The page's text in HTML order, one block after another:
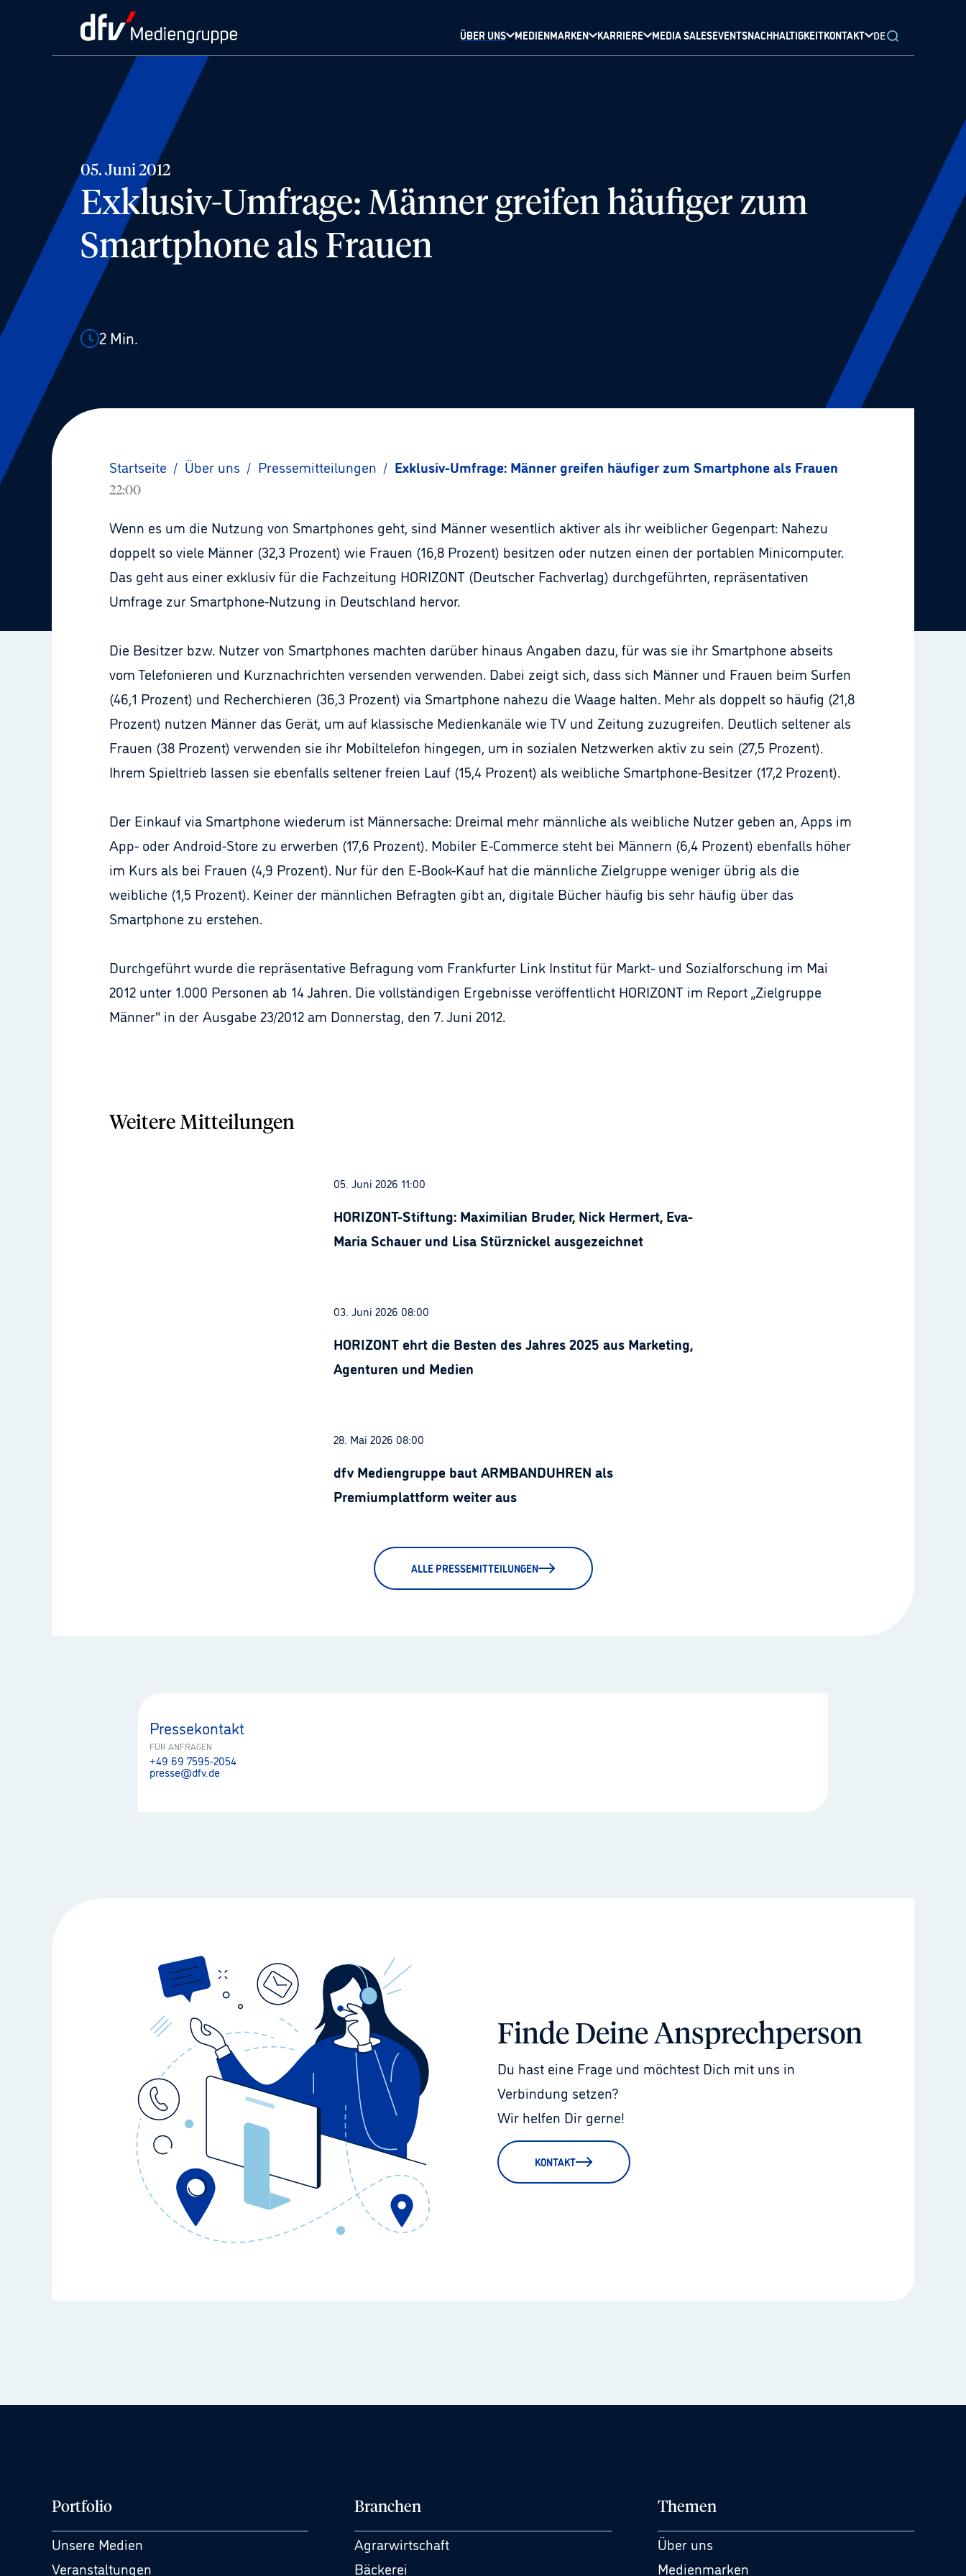
ÜBER UNS MEDIENMARKEN KARRIERE MEDIA SALESEVENTSNACHHALTIGKEITKONTAKT DE
05. Juni 2012
Exklusiv-Umfrage: Männer greifen häufiger zum
Smartphone als Frauen
2 Min.
Startseite / Über uns / Pressemitteilungen / Exklusiv-Umfrage: Männer greifen häufiger zum Smartphone als Frauen
22:00
Wenn es um die Nutzung von Smartphones geht, sind Männer wesentlich aktiver als ihr weiblicher Gegenpart: Nahezu
doppelt so viele Männer (32,3 Prozent) wie Frauen (16,8 Prozent) besitzen oder nutzen einen der portablen Minicomputer.
Das geht aus einer exklusiv für die Fachzeitung HORIZONT (Deutscher Fachverlag) durchgeführten, repräsentativen
Umfrage zur Smartphone-Nutzung in Deutschland hervor.
Die Besitzer bzw. Nutzer von Smartphones machten darüber hinaus Angaben dazu, für was sie ihr Smartphone abseits
vom Telefonieren und Kurznachrichten versenden verwenden. Dabei zeigt sich, dass sich Männer und Frauen beim Surfen
(46,1 Prozent) und Recherchieren (36,3 Prozent) via Smartphone nahezu die Waage halten. Mehr als doppelt so häufig (21,8
Prozent) nutzen Männer das Gerät, um auf klassische Medienkanäle wie TV und Zeitung zuzugreifen. Deutlich seltener als
Frauen (38 Prozent) verwenden sie ihr Mobiltelefon hingegen, um in sozialen Netzwerken aktiv zu sein (27,5 Prozent).
Ihrem Spieltrieb lassen sie ebenfalls seltener freien Lauf (15,4 Prozent) als weibliche Smartphone-Besitzer (17,2 Prozent).
Der Einkauf via Smartphone wiederum ist Männersache: Dreimal mehr männliche als weibliche Nutzer geben an, Apps im
App- oder Android-Store zu erwerben (17,6 Prozent). Mobiler E-Commerce steht bei Männern (6,4 Prozent) ebenfalls höher
im Kurs als bei Frauen (4,9 Prozent). Nur für den E-Book-Kauf hat die männliche Zielgruppe weniger übrig als die
weibliche (1,5 Prozent). Keiner der männlichen Befragten gibt an, digitale Bücher häufig bis sehr häufig über das
Smartphone zu erstehen.
Durchgeführt wurde die repräsentative Befragung vom Frankfurter Link Institut für Markt- und Sozialforschung im Mai
2012 unter 1.000 Personen ab 14 Jahren. Die vollständigen Ergebnisse veröffentlicht HORIZONT im Report „Zielgruppe
Männer" in der Ausgabe 23/2012 am Donnerstag, den 7. Juni 2012.
Weitere Mitteilungen
05. Juni 2026 11:00
HORIZONT-Stiftung: Maximilian Bruder, Nick Hermert, Eva-
Maria Schauer und Lisa Stürznickel ausgezeichnet
03. Juni 2026 08:00
HORIZONT ehrt die Besten des Jahres 2025 aus Marketing,
Agenturen und Medien
28. Mai 2026 08:00
dfv Mediengruppe baut ARMBANDUHREN als
Premiumplattform weiter aus
ALLE PRESSEMITTEILUNGEN
Pressekontakt
FÜR ANFRAGEN
+49 69 7595-2054
presse@dfv.de
Finde Deine Ansprechperson
Du hast eine Frage und möchtest Dich mit uns in
Verbindung setzen?
Wir helfen Dir gerne!
KONTAKT
Portfolio
Unsere Medien
Veranstaltungen
Branchen
Agrarwirtschaft
Bäckerei
Themen
Über uns
Medienmarken